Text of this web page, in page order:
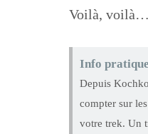
Voilà, voilà…
Info pratique
Depuis
compter sur
votre trek. Un